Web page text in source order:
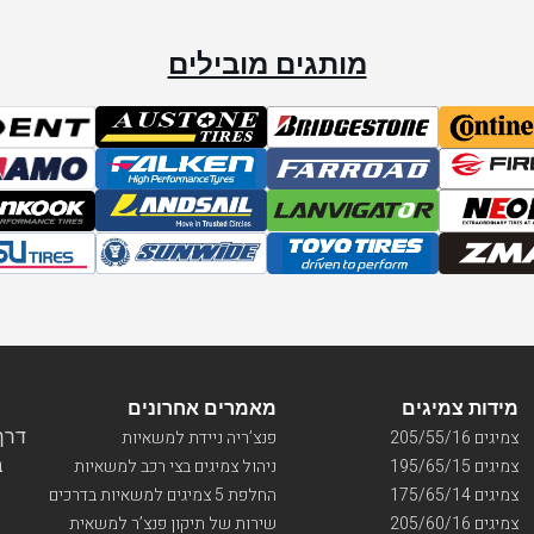
מותגים מובילים
דרך
מאמרים אחרונים
פנצ’ריה ניידת למשאיות
ניהול צמיגים בצי רכב למשאיות
החלפת 5 צמיגים למשאיות בדרכים
שירות של תיקון פנצ’ר למשאית
מידות צמיגים
צמיגים 205/55/16
צמיגים 195/65/15
צמיגים 175/65/14
צמיגים 205/60/16